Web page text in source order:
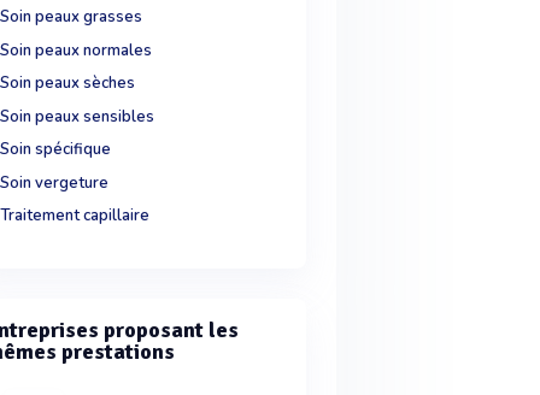
Soin peaux grasses
Soin peaux normales
Soin peaux sèches
Soin peaux sensibles
Soin spécifique
Soin vergeture
Traitement capillaire
proposant les
prestations